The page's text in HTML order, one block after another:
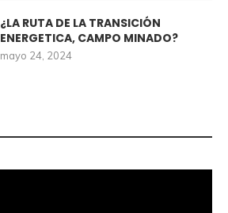
¿LA RUTA DE LA TRANSICIÓN
ENERGETICA, CAMPO MINADO?
mayo 24, 2024